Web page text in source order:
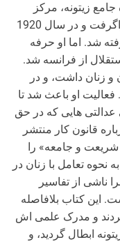
جامع زیتونه، مرکز
صاحب نام مطالعات مذهبی در تونس، فراگرفت و در سال 1920
شد. اما او حرفه
از فرانسه شد.
زنان داشت، و در
او باعث شد تا
عدالتی هایی که در حق
1927 او کتابی درباره قانون کار منتشر
ما در شریعت و جامعه» را
نحوه تعامل با زنان در
ناشی از تفاسیر
این کتاب بلافاصله
کردند و مدرک علمی اش
ابطال گردید، و